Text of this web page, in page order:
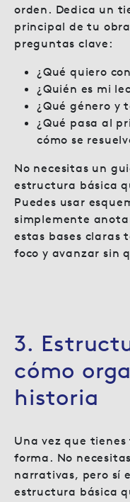
orden. Dedica un
principal de tu
preguntas clave:
¿Qué quiero
¿Quién es mi
¿Qué género y
¿Qué pasa al
cómo se
No necesitas un
estructura básica
Puedes usar
simplemente
estas bases claras
foco y avanzar sin
3.
cómo
historia
Una vez que
forma. No
narrativas, pero sí
estructura básica